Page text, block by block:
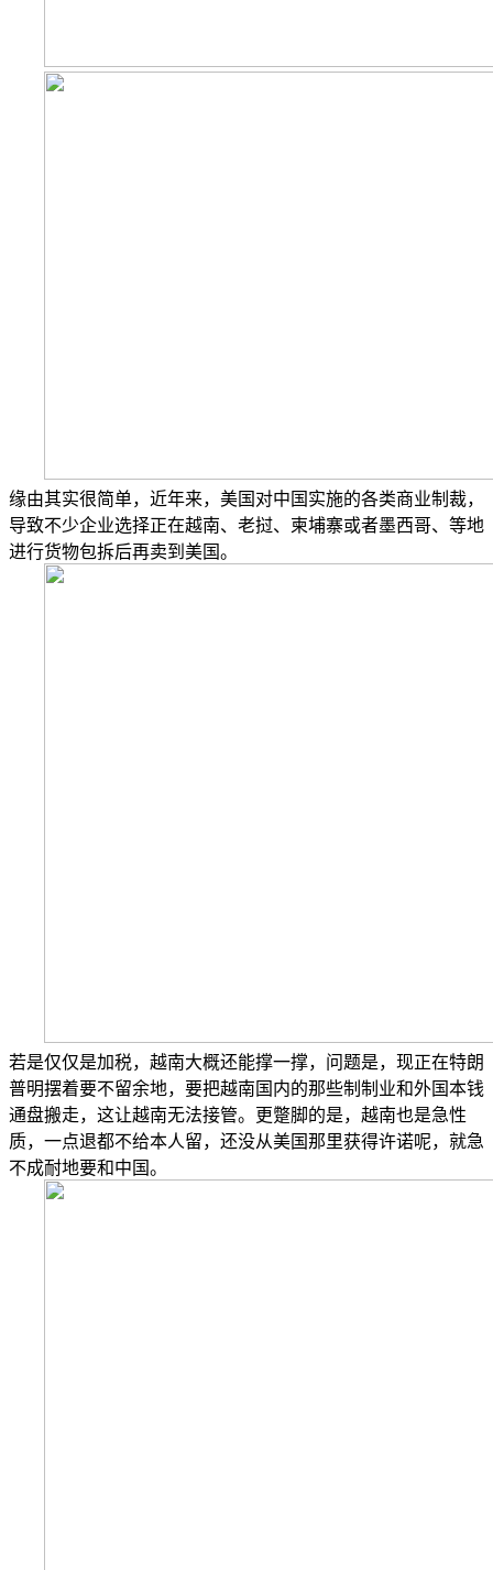
缘由其实很简单，近年来，美国对中国实施的各类商业制裁，
导致不少企业选择正在越南、老挝、柬埔寨或者墨西哥、等地
进行货物包拆后再卖到美国。
若是仅仅是加税，越南大概还能撑一撑，问题是，现正在特朗
普明摆着要不留余地，要把越南国内的那些制制业和外国本钱
通盘搬走，这让越南无法接管。更蹩脚的是，越南也是急性
质，一点退都不给本人留，还没从美国那里获得许诺呢，就急
不成耐地要和中国。